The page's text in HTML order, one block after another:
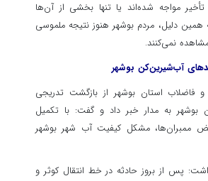
مواجه شده‌اند یا تنها بخشی از آن‌ها
دلیل، مردم بوشهر هنوز نتیجه ملموسی
نمی‌کنند.
آب‌شیرین‌کن بوشهر
فاضلاب استان بوشهر از بازگشت تدریجی
بوشهر به مدار خبر داد و گفت: با تکمیل
ممبران‌ها، مشکل کیفیت آب شهر بوشهر
پس از بروز حادثه در خط انتقال کوثر و